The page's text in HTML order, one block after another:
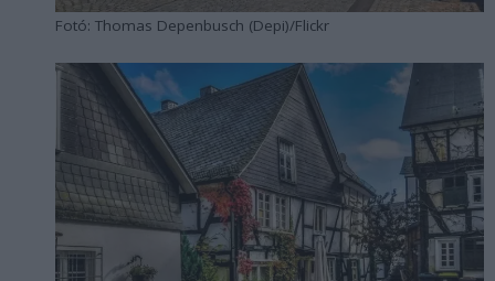
Fotó: Thomas Depenbusch (Depi)/Flickr